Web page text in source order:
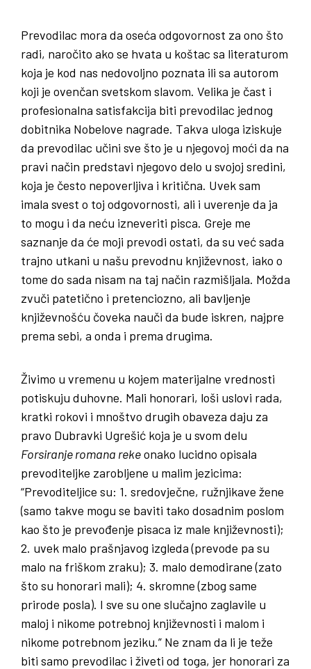
Prevodilac mora da oseća odgovornost za ono što
radi, naročito ako se hvata u koštac sa literaturom
koja je kod nas nedovoljno poznata ili sa autorom
koji je ovenčan svetskom slavom. Velika je čast i
profesionalna satisfakcija biti prevodilac jednog
dobitnika Nobelove nagrade. Takva uloga iziskuje
da prevodilac učini sve što je u njegovoj moći da na
pravi način predstavi njegovo delo u svojoj sredini,
koja je često nepoverljiva i kritična. Uvek sam
imala svest o toj odgovornosti, ali i uverenje da ja
to mogu i da neću izneveriti pisca. Greje me
saznanje da će moji prevodi ostati, da su već sada
trajno utkani u našu prevodnu književnost, iako o
tome do sada nisam na taj način razmišljala. Možda
zvuči patetično i pretenciozno, ali bavljenje
književnošću čoveka nauči da bude iskren, najpre
prema sebi, a onda i prema drugima.
Živimo u vremenu u kojem materijalne vrednosti
potiskuju duhovne. Mali honorari, loši uslovi rada,
kratki rokovi i mnoštvo drugih obaveza daju za
pravo Dubravki Ugrešić koja je u svom delu
Forsiranje romana rekeonako lucidno opisala
prevoditeljke zarobljene u malim jezicima:
“Prevoditeljice su: 1. sredovječne, ružnjikave žene
(samo takve mogu se baviti tako dosadnim poslom
kao što je prevođenje pisaca iz male književnosti);
2. uvek malo prašnjavog izgleda (prevode pa su
malo na friškom zraku); 3. malo demodirane (zato
što su honorari mali); 4. skromne (zbog same
prirode posla). I sve su one slučajno zaglavile u
maloj i nikome potrebnoj književnosti i malom i
nikome potrebnom jeziku.” Ne znam da li je teže
biti samo prevodilac i živeti od toga, jer honorari za